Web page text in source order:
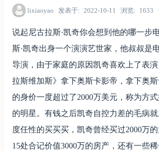
lixiaoyao 发表于 2022-10-11 浏览 1633
说起尼古拉斯·凯奇你会想到他的哪一步
斯·凯奇出身一个演演艺世家，他叔叔是
导演，由于家庭的原因凯奇喜欢上了表
拉斯维加斯》拿下奥斯卡影帝，拿下奥
的身价一度超过了2000万美元，称为方
的明星。有钱之后凯奇自控力差的毛病
度任性的买买买，凯奇曾经买过2000万的
15处合记价值3000万的房产，还有一些稀